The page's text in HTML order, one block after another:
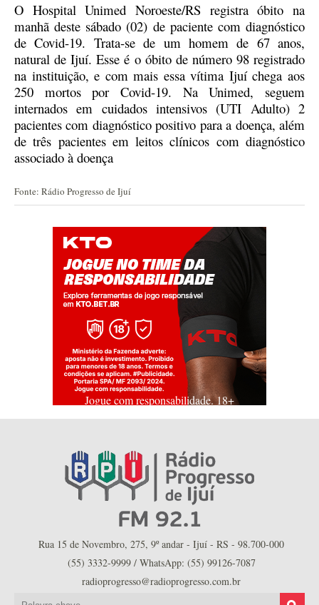
O Hospital Unimed Noroeste/RS registra óbito na
manhã deste sábado (02) de paciente com diagnóstico
de Covid-19. Trata-se de um homem de 67 anos,
natural de Ijuí. Esse é o óbito de número 98 registrado
na instituição, e com mais essa vítima Ijuí chega aos
250 mortos por Covid-19. Na Unimed, seguem
internados em cuidados intensivos (UTI Adulto) 2
pacientes com diagnóstico positivo para a doença, além
de três pacientes em leitos clínicos com diagnóstico
associado à doença
Fonte: Rádio Progresso de Ijuí
Jogue com responsabilidade. 18+
Rua 15 de Novembro, 275, 9º andar - Ijuí - RS - 98.700-000
(55) 3332-9999 / WhatsApp: (55) 99126-7087
radioprogresso@radioprogresso.com.br